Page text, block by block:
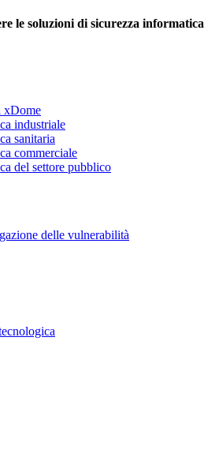
le soluzioni di sicurezza informatica
xDome
industriale
sanitaria
commerciale
del settore pubblico
delle vulnerabilità